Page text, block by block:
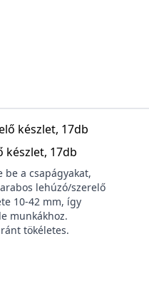
készlet, 17db
be a csapágyakat,
lehúzó/szerelő
10-42 mm, így
munkákhoz.
tökéletes.